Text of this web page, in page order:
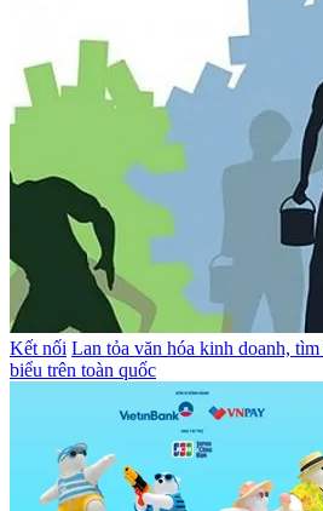
Kết nối Lan tỏa văn hóa kinh doanh,
biểu trên toàn quốc